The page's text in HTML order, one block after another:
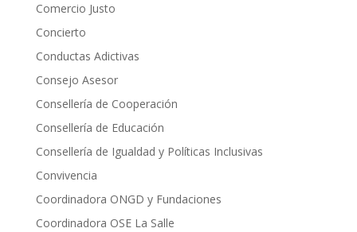
Comercio Justo
Concierto
Conductas Adictivas
Consejo Asesor
Consellería de Cooperación
Consellería de Educación
Consellería de Igualdad y Políticas Inclusivas
Convivencia
Coordinadora ONGD y Fundaciones
Coordinadora OSE La Salle